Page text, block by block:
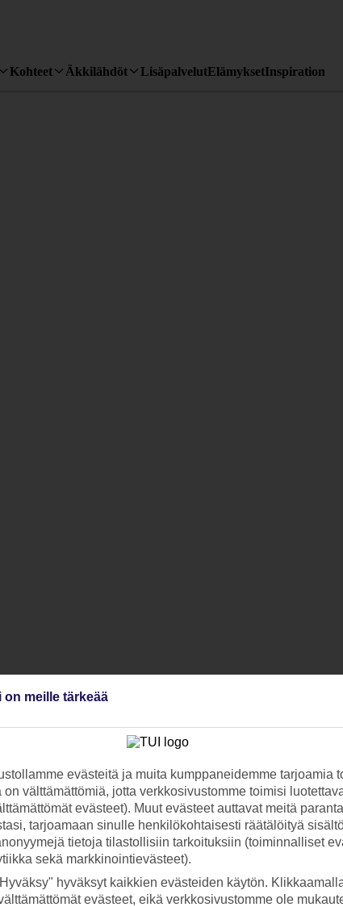
Kohteet Äkkilähdöt LisäpalvelutElämyksetInspiration
itse haluat, kellon ympäri. SovelluksenKysy oppailta -osiossa
auton, jakavat ravintolavinkkejä ja kertovat, mistä löydät
loma. Tavoitat oppaat kiireellisissä tapauksissa myös
meille tärkeää
evästeitä ja muita kumppaneidemme tarjoamia
on välttämättömiä, jotta verkkosivustomme toimisi
evästeet). Muut evästeet auttavat meitä
tarjoamaan sinulle henkilökohtaisesti räätälöityä
tietoja tilastollisiin tarkoituksiin (toiminnalliset
sekä markkinointievästeet).
hyväksyt kaikkien evästeiden käytön.
evästeet, eikä verkkosivustomme ole